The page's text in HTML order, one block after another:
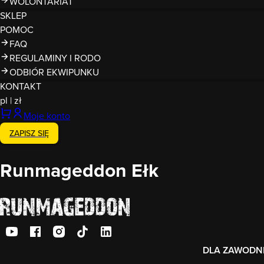
SKLEP
POMOC
FAQ
REGULAMINY I RODO
ODBIÓR EKWIPUNKU
KONTAKT
pl |zł
Moje konto
ZAPISZ SIĘ
Runmageddon Ełk
DLA